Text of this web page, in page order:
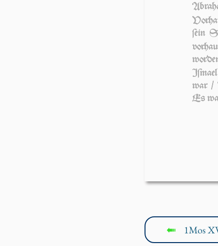
ſein
war /
Es
↤ 1Mos